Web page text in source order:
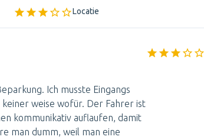
Locatie
Ich musste Eingangs
weise wofür. Der Fahrer ist
kommunikativ auflaufen, damit
man dumm, weil man eine